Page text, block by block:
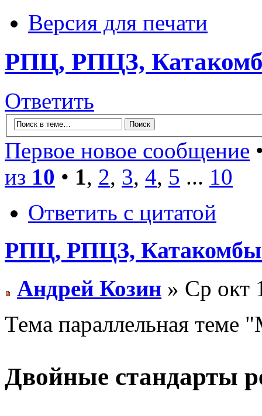
Версия для печати
РПЦ, РПЦЗ,
Ответить
Первое новое сообщение
из 10 • 1, 2, 3, 4, 5 ... 10
Ответить с цитатой
РПЦ, РПЦЗ, Катакомбы
Андрей Козин » Ср окт
Тема параллельная теме
Двойные стандарты